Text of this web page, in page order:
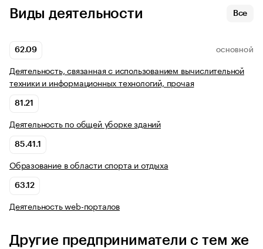
Виды деятельности Все
62.09 ОСНОВНОЙ
Деятельность, связанная с использованием вычислительной
техники и информационных технологий, прочая
81.21
Деятельность по общей уборке зданий
85.41.1
Образование в области спорта и отдыха
63.12
Деятельность web-порталов
Другие предприниматели с тем же